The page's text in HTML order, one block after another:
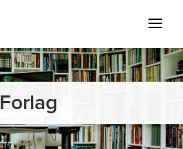
Forlag